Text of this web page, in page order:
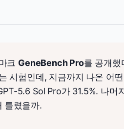
크 GeneBench Pro를 공개했
시험인데, 지금까지 나온 어
5.6 Sol Pro가 31.5%. 나머
틀렸을까.